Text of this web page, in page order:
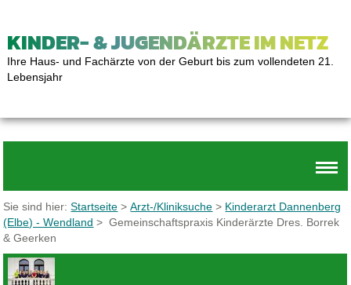
KINDER- & JUGENDÄRZTE IM NETZ
Ihre Haus- und Fachärzte von der Geburt bis zum vollendeten 21.
Lebensjahr
Sie sind hier:Startseite >Arzt-/Kliniksuche > Kinderarzt Dannenberg
(Elbe) - Wendland > Gemeinschaftspraxis Kinderärzte Dres. Borrek
& Geerken